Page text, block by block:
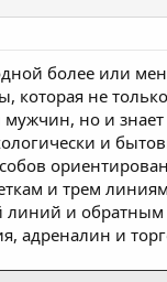
более или
которая не
но и знает
и
и трем
линий и
адреналин и